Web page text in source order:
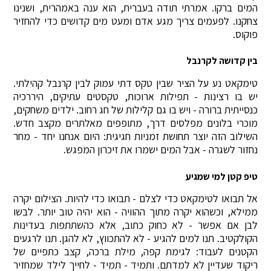
המים ברקו. אמרתי תודה בעברית, הוא ענה באמהרית, ושנינו
צחקנו. לפעמים צריך מגע אדם ומעט מים קדושים כדי להחזיר
פוקוס.
בין קדושה לקרנבל
טימקאט נע על הציר שבין טקס דתי עמוק לבין קרנבל קהילתי.
יש בו רצינות - תפילות ארוכות, טקסטים עתיקים, היררכיה
כנסייתית ברורה - ויש בו גם קלילות של חג רחוב. ילדים משחקים,
מוכרי בלונים מפלסים דרך, מתופפים מאלתרים מקצב חדש.
השילוב הזה יוצר תחושת זמניות חגיגית: היום אנחנו יחד - מחר
נחזור לשגרה - אבל המים ישמרו את זיכרון המפגש.
טיפ קטן למי שמגיע
אל תבואו לטימקאט כדי לצלם - תבואו כדי להיות. הצילום יקרה
ממילא, וכשהוא יקרה מתוך ההוויה - הוא יהיה טוב יותר. לבשו
לבן אם אפשר - לא כחוק כתוב, אלא כהשתתפות בעדינות
הקולקטיב. תנו למים להגיע - לא להתכווץ, לא להגן. תנו לרגעים
הקטנים לעבוד: לגימת קפה, מילת ברכה, קצב כתפיים של
ריקוד שעדיין לא למדתם. ותמיד - תמיד - לחייך לילד שמחזיר